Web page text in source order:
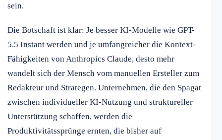
sein.
Die Botschaft ist klar: Je besser KI-Modelle wie GPT-
5.5 Instant werden und je umfangreicher die Kontext-
Fähigkeiten von Anthropics Claude, desto mehr
wandelt sich der Mensch vom manuellen Ersteller zum
Redakteur und Strategen. Unternehmen, die den Spagat
zwischen individueller KI-Nutzung und struktureller
Unterstützung schaffen, werden die
Produktivitätssprünge ernten, die bisher auf